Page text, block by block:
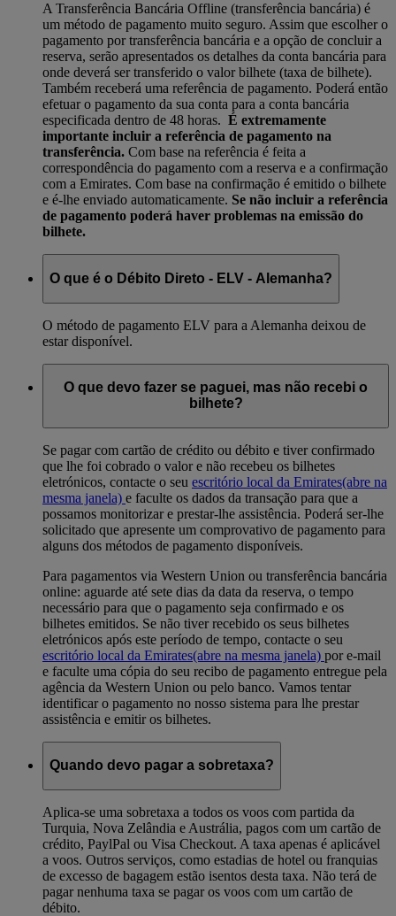
A Transferência Bancária Offline (transferência bancária) é
um método de pagamento muito seguro. Assim que escolher o
pagamento por transferência bancária e a opção de concluir a
reserva, serão apresentados os detalhes da conta bancária para
onde deverá ser transferido o valor bilhete (taxa de bilhete).
Também receberá uma referência de pagamento. Poderá então
efetuar o pagamento da sua conta para a conta bancária
especificada dentro de 48 horas. É extremamente
importante incluir a referência de pagamento na
transferência. Com base na referência é feita a
correspondência do pagamento com a reserva e a confirmação
com a Emirates. Com base na confirmação é emitido o bilhete
e é-lhe enviado automaticamente. Se não incluir a referência
de pagamento poderá haver problemas na emissão do
bilhete.
O que é o Débito Direto - ELV - Alemanha?
O método de pagamento ELV para a Alemanha deixou de
estar disponível.
O que devo fazer se paguei, mas não recebi o
bilhete?
Se pagar com cartão de crédito ou débito e tiver confirmado
que lhe foi cobrado o valor e não recebeu os bilhetes
eletrónicos, contacte o seu escritório local da Emirates(abre na
mesma janela) e faculte os dados da transação para que a
possamos monitorizar e prestar-lhe assistência. Poderá ser-lhe
solicitado que apresente um comprovativo de pagamento para
alguns dos métodos de pagamento disponíveis.
Para pagamentos via Western Union ou transferência bancária
online: aguarde até sete dias da data da reserva, o tempo
necessário para que o pagamento seja confirmado e os
bilhetes emitidos. Se não tiver recebido os seus bilhetes
eletrónicos após este período de tempo, contacte o seu
escritório local da Emirates(abre na mesma janela) por e-mail
e faculte uma cópia do seu recibo de pagamento entregue pela
agência da Western Union ou pelo banco. Vamos tentar
identificar o pagamento no nosso sistema para lhe prestar
assistência e emitir os bilhetes.
Quando devo pagar a sobretaxa?
Aplica-se uma sobretaxa a todos os voos com partida da
Turquia, Nova Zelândia e Austrália, pagos com um cartão de
crédito, PaylPal ou Visa Checkout. A taxa apenas é aplicável
a voos. Outros serviços, como estadias de hotel ou franquias
de excesso de bagagem estão isentos desta taxa. Não terá de
pagar nenhuma taxa se pagar os voos com um cartão de
débito.